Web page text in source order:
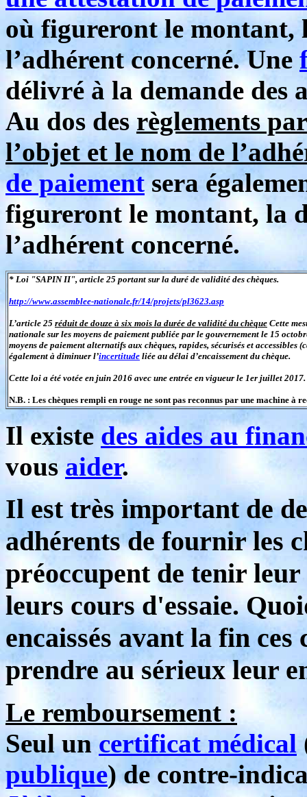
où figureront le montant,
l’adhérent concerné. Une
délivré à la demande des
Au dos desrèglements
l’objet et le nom de
de paiementsera
figureront le montant, la
l’adhérent concerné.
* Loi "SAPIN II", article 25 portant sur la duré de validité des chèques.
http://www.assemblee-nationale.fr/14/projets/pl3623.asp
L’article 25 réduit de douze à six mois la durée de validité du chèque Cette
nationale sur les moyens de paiement publiée par le gouvernement le 15
moyens de paiement alternatifs aux chèques, rapides, sécurisés et accessibles
également à diminuer l’incertitude liée au délai d’encaissement du chèque.
Cette loi a été votée en juin 2016 avec une entrée en vigueur le 1er juillet 2017.
N.B. : Les chèques rempli en rouge ne sont pas reconnus par une machine à
Il existe des aides au
vousaider.
Il est très important de
adhérents de fournir les
préoccupent de tenir
leurs cours d'essaie.
encaissés avant la fin
prendre au sérieux leur
Le remboursement :
Seul uncertificat médical
publique) de contre-